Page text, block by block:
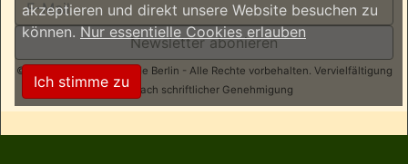
Newsletter abonieren
© 2026 ReggaeInBerlin.de Berlin - Alle Rechte vorbehalten. Vervielfältigung
nur nach schriftlicher Genehmigung
akzeptieren und direkt unsere Website besuchen zu
können.Nur essentielle Cookies erlauben
Ich stimme zu